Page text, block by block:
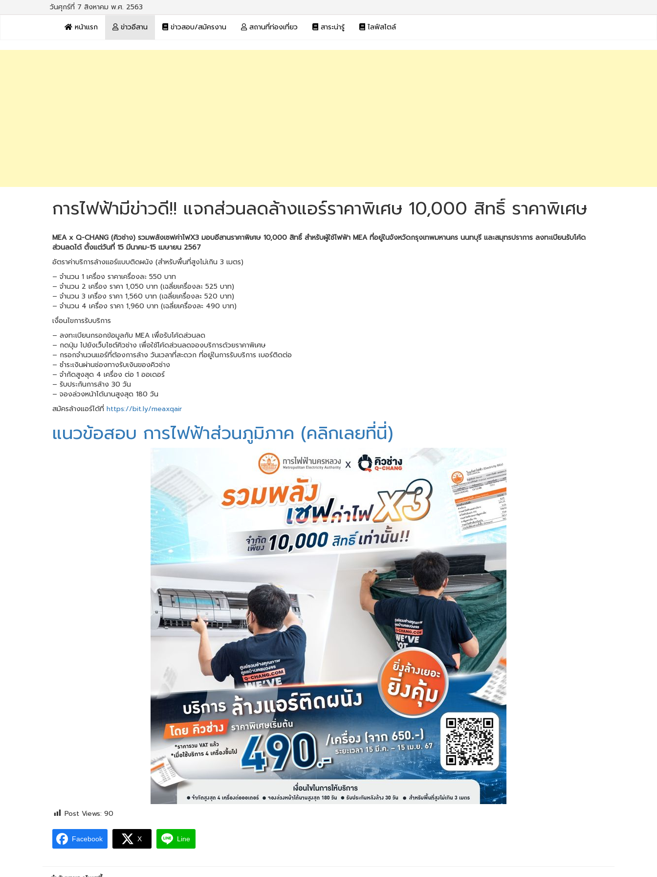
วันศุกร์ที่ 7 สิงหาคม พ.ศ. 2563
หน้าแรก
ข่าวอีสาน ข่าวสอบ/สมัครงาน สถานที่ท่องเที่ยว สาระน่ารู้ ไลฟ์สไตล์
การไฟฟ้ามีข่าวดี!! แจกส่วนลดล้างแอร์ราคาพิเศษ 10,000 สิทธิ์ ราคาพิเศษ
MEA x Q-CHANG (คิวช่าง) รวมพลังเซฟค่าไฟX3 มอบอีสานราคาพิเศษ 10,000 สิทธิ์ สำหรับผู้ใช้ไฟฟ้า MEA ที่อยู่ในจังหวัดกรุงเทพมหานคร นนทบุรี และสมุทรปราการ ลงทะเบียนรับโค้ด
ส่วนลดได้ ตั้งแต่วันที่ 15 มีนาคม-15 เมษายน 2567
อัตราค่าบริการล้างแอร์แบบติดผนัง (สำหรับพื้นที่สูงไม่เกิน 3 เมตร)
– จำนวน 1 เครื่อง ราคาเครื่องละ 550 บาท
– จำนวน 2 เครื่อง ราคา 1,050 บาท (เฉลี่ยเครื่องละ 525 บาท)
– จำนวน 3 เครื่อง ราคา 1,560 บาท (เฉลี่ยเครื่องละ 520 บาท)
– จำนวน 4 เครื่อง ราคา 1,960 บาท (เฉลี่ยเครื่องละ 490 บาท)
เงื่อนไขการรับบริการ
– ลงทะเบียนกรอกข้อมูลกับ MEA เพื่อรับโค้ดส่วนลด
– กดปุ่ม ไปยังเว็บไซต์คิวช่าง เพื่อใช้โค้ดส่วนลดจองบริการด้วยราคาพิเศษ
– กรอกจำนวนแอร์ที่ต้องการล้าง วันเวลาที่สะดวก ที่อยู่ในการรับบริการ เบอร์ติดต่อ
– ชำระเงินผ่านช่องทางรับเงินของคิวช่าง
– จำกัดสูงสุด 4 เครื่อง ต่อ 1 ออเดอร์
– รับประกันการล้าง 30 วัน
– จองล่วงหน้าได้นานสูงสุด 180 วัน
สมัครล้างแอร์ได้ที่ https://bit.ly/meaxqair
แนวข้อสอบ การไฟฟ้าส่วนภูมิภาค (คลิกเลยที่นี่)
Post Views: 90
Facebook X Line